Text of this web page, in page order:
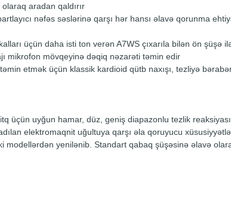
aradan qaldırır
nəfəs səslərinə qarşı hər hansı əlavə qorunma
üçün daha isti ton verən A7WS çıxarıla bilən ön şüşə
mikrofon mövqeyinə dəqiq nəzarəti təmin edir
etmək üçün klassik kardioid qütb naxışı, tezliyə
üçün uyğun hamar, düz, geniş diapazonlu tezlik
elektromaqnit uğultuya qarşı əla qoruyucu
modellərdən yenilənib. Standart qabaq şüşəsinə əlavə